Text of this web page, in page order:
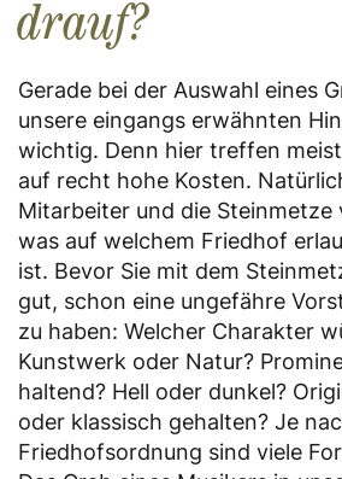
drauf?
Gerade bei der Auswahl eines
unsere eingangs erwähnten
wichtig. Denn hier treffen
auf recht hohe Kosten.
Mitarbeiter und die Steinmetze
was auf welchem Friedhof
ist. Bevor Sie mit dem
gut, schon eine ungefähre
zu haben: Welcher Charakter
Kunstwerk oder Natur?
haltend? Hell oder dunkel?
oder klassisch gehalten? Je
Friedhofsordnung sind viele